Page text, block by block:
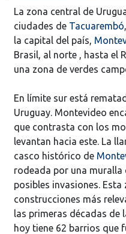
La zona central de
ciudades de Tacuarembó,
la capital del país,
Brasil, al norte , hasta el
una zona de verdes
En límite sur está
Uruguay. Montevideo
que contrasta con los
levantan hacia este. La
casco histórico de
rodeada por una
posibles invasiones. Esta
construcciones más
las primeras décadas de
hoy tiene 62 barrios que